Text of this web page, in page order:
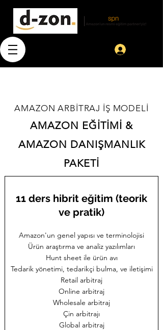
AMAZON ARBİTRAJ İŞ MODELİ
AMAZON EĞİTİMİ &
AMAZON DANIŞMANLIK
PAKETİ
11 ders hibrit eğitim (teorik
ve pratik)
Amazon'un genel yapısı ve terminolojisi
Ürün araştırma ve analiz yazılımları
Hunt sheet ile ürün avı
Tedarik yönetimi, tedarikçi bulma, ve iletişimi
Retail arbitraj
Online arbitraj
Wholesale arbitraj
Çin arbitrajı
Global arbitraj